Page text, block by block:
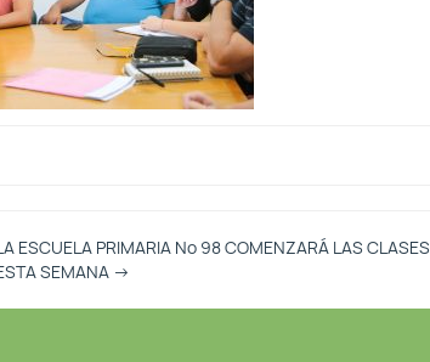
ESCUELA PRIMARIA Nº 98 COMENZARÁ LAS CLASES
SEMANA →